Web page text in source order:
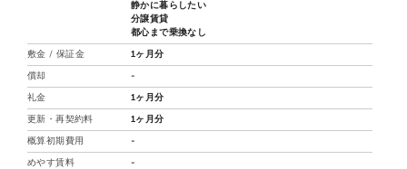
静かに暮らしたい
分譲賃貸
都心まで乗換なし
敷金 / 保証金 1ヶ月分
償却 -
礼金 1ヶ月分
更新・再契約料 1ヶ月分
概算初期費用 -
めやす賃料 -